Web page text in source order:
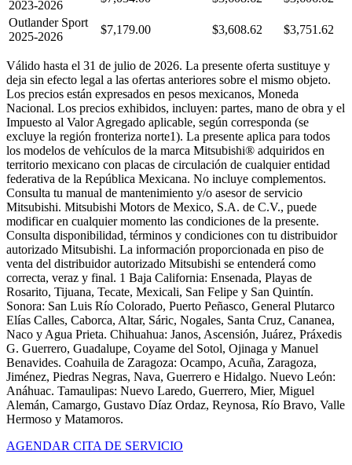
2023-2026
Outlander Sport
2025-2026
$7,179.00 $3,608.62 $3,751.62
Válido hasta el 31 de julio de 2026. La presente oferta sustituye y
deja sin efecto legal a las ofertas anteriores sobre el mismo objeto.
Los precios están expresados en pesos mexicanos, Moneda
Nacional. Los precios exhibidos, incluyen: partes, mano de obra y el
Impuesto al Valor Agregado aplicable, según corresponda (se
excluye la región fronteriza norte1). La presente aplica para todos
los modelos de vehículos de la marca Mitsubishi® adquiridos en
territorio mexicano con placas de circulación de cualquier entidad
federativa de la República Mexicana. No incluye complementos.
Consulta tu manual de mantenimiento y/o asesor de servicio
Mitsubishi. Mitsubishi Motors de Mexico, S.A. de C.V., puede
modificar en cualquier momento las condiciones de la presente.
Consulta disponibilidad, términos y condiciones con tu distribuidor
autorizado Mitsubishi. La información proporcionada en piso de
venta del distribuidor autorizado Mitsubishi se entenderá como
correcta, veraz y final. 1 Baja California: Ensenada, Playas de
Rosarito, Tijuana, Tecate, Mexicali, San Felipe y San Quintín.
Sonora: San Luis Río Colorado, Puerto Peñasco, General Plutarco
Elías Calles, Caborca, Altar, Sáric, Nogales, Santa Cruz, Cananea,
Naco y Agua Prieta. Chihuahua: Janos, Ascensión, Juárez, Práxedis
G. Guerrero, Guadalupe, Coyame del Sotol, Ojinaga y Manuel
Benavides. Coahuila de Zaragoza: Ocampo, Acuña, Zaragoza,
Jiménez, Piedras Negras, Nava, Guerrero e Hidalgo. Nuevo León:
Anáhuac. Tamaulipas: Nuevo Laredo, Guerrero, Mier, Miguel
Alemán, Camargo, Gustavo Díaz Ordaz, Reynosa, Río Bravo, Valle
Hermoso y Matamoros.
AGENDAR CITA DE SERVICIO